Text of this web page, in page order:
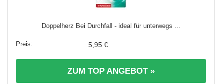
Doppelherz Bei Durchfall - ideal für unterwegs ...
5,95 €
ZUM TOP ANGEBOT »